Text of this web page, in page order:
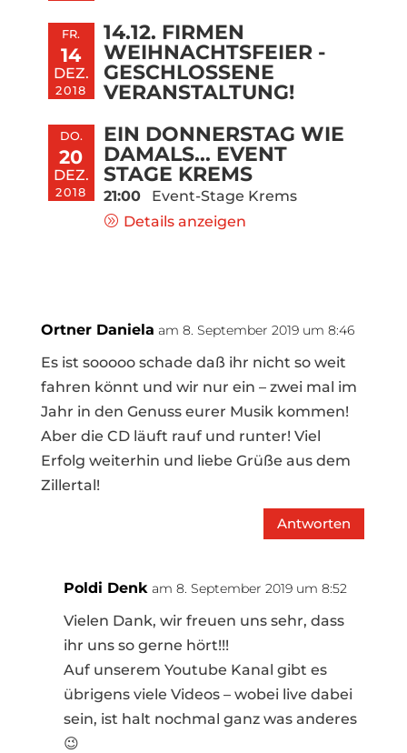
FR.
14
DEZ.
2018
14.12. FIRMEN
WEIHNACHTSFEIER -
GESCHLOSSENE
VERANSTALTUNG!
DO.
20
DEZ.
2018
EIN DONNERSTAG WIE
DAMALS... EVENT
STAGE KREMS
21:00
Event-Stage Krems
Details anzeigen
Ortner Daniela am 8. September 2019 um 8:46
Es ist sooooo schade daß ihr nicht so weit
fahren könnt und wir nur ein – zwei mal im
Jahr in den Genuss eurer Musik kommen!
Aber die CD läuft rauf und runter! Viel
Erfolg weiterhin und liebe Grüße aus dem
Zillertal!
Antworten
Poldi Denk am 8. September 2019 um 8:52
Vielen Dank, wir freuen uns sehr, dass
ihr uns so gerne hört!!!
Auf unserem Youtube Kanal gibt es
übrigens viele Videos – wobei live dabei
sein, ist halt nochmal ganz was anderes
😉